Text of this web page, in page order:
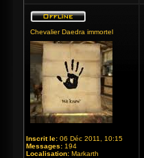
Chevalier Daedra immortel
Inscrit le: 06 Déc 2011, 10:15
Messages: 194
Localisation: Markarth